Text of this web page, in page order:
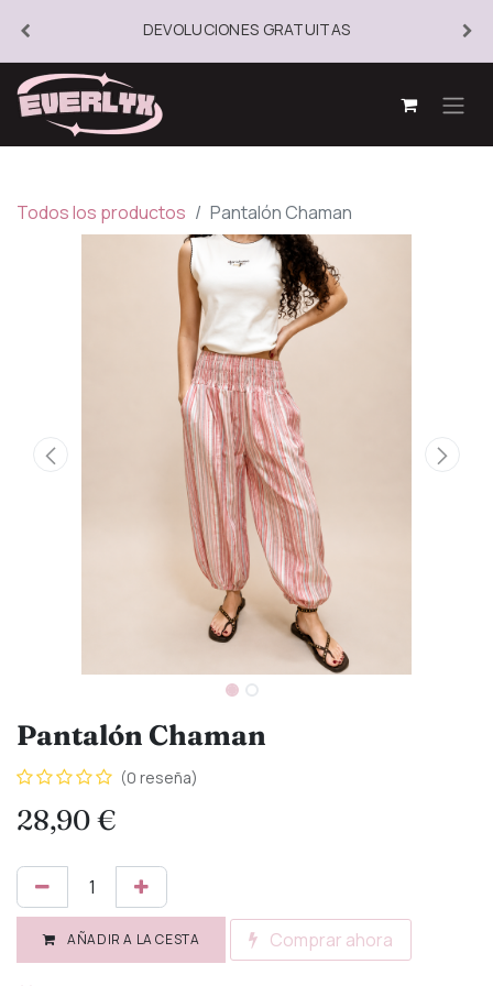
DEVOLUCIONES GRATUITAS
Todos los productos Pantalón Chaman
Pantalón Chaman
(0 reseña)
28,90€
AÑADIR A LA CESTA Comprar ahora